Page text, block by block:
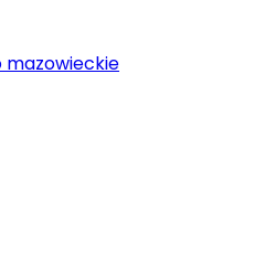
mazowieckie